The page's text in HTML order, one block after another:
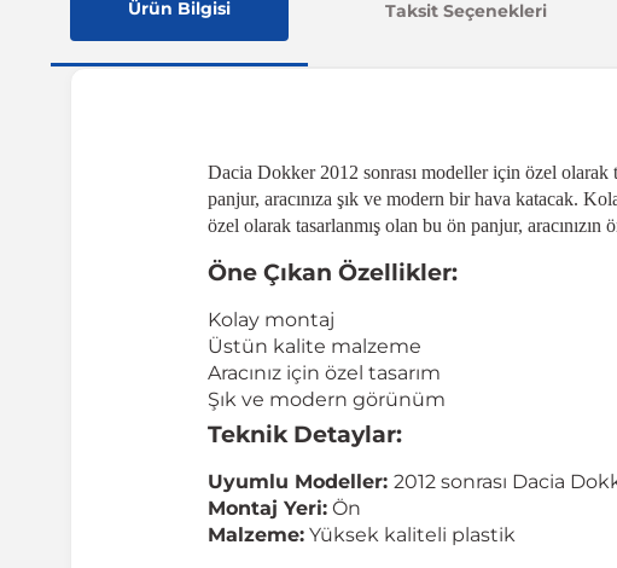
Ürün Bilgisi Taksit Seçenekleri
Dacia Dokker 2012 sonrası modeller için özel olarak
panjur, aracınıza şık ve modern bir hava katacak.
özel olarak tasarlanmış olan bu ön panjur,
Öne Çıkan Özellikler:
Kolay montaj
Üstün kalite malzeme
Aracınız için özel tasarım
Şık ve modern görünüm
Teknik Detaylar:
Uyumlu Modeller: 2012 sonrası Dacia
Montaj Yeri: Ön
Malzeme: Yüksek kaliteli plastik